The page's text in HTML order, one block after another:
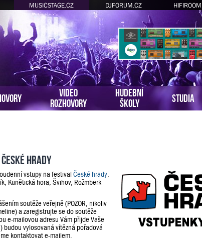
MUSICSTAGE.CZ DJFORUM.CZ
VIDEO
ROZHOVORY
HUDEBNÍ
ŠKOLY
STUDIA
hrady
vstupy na festivalČeské hrady
Kunětická hora, Švihov, Rožmberk
soutěže veřejně (POZOR, nikoliv
a zaregistrujte se do soutěže
e-mailovou adresu Vám přijde Vaše
vylosovaná vítězná pořadová
kontaktovat e-mailem.